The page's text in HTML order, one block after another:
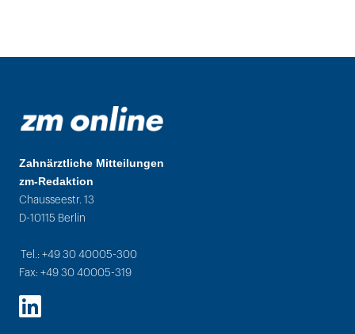
Zahnärztliche Mitteilungen
zm-Redaktion
Chausseestr. 13
D-10115 Berlin
Tel.: +49 30 40005-300
Fax: +49 30 40005-319
LinkedIn